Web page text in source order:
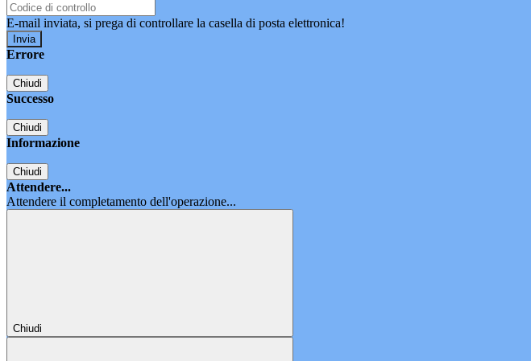
E-mail inviata, si prega di controllare la casella di posta elettronica!
Errore
Chiudi
Successo
Chiudi
Informazione
Chiudi
Attendere...
Attendere il completamento dell'operazione...
Chiudi